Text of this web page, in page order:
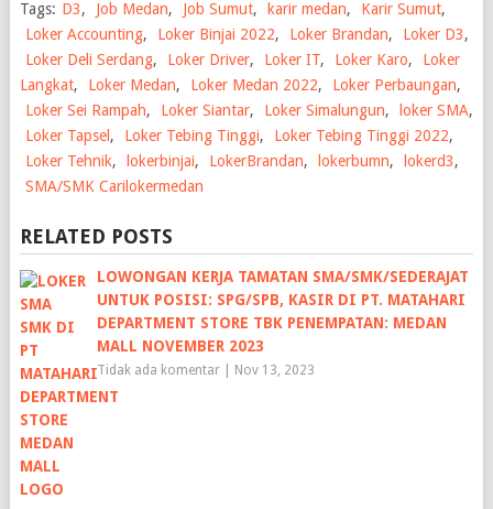
Tags: D3, Job Medan, Job Sumut, karir medan, Karir Sumut,
Loker Accounting, Loker Binjai 2022, Loker Brandan, Loker D3,
Loker Deli Serdang, Loker Driver, Loker IT, Loker Karo,
Loker
Langkat, Loker Medan, Loker Medan 2022, Loker Perbaungan,
Loker Sei Rampah, Loker Siantar, Loker Simalungun, loker SMA,
Loker Tapsel , Loker Tebing Tinggi, Loker Tebing Tinggi 2022,
Loker Tehnik, lokerbinjai, LokerBrandan, lokerbumn, lokerd3,
SMA/SMK Carilokermedan
RELATED POSTS
LOWONGAN KERJA TAMATAN SMA/SMK/SEDERAJAT
UNTUK POSISI: SPG/SPB, KASIR DI PT. MATAHARI
DEPARTMENT STORE TBK PENEMPATAN: MEDAN
MALL NOVEMBER 2023
Tidak ada komentar| Nov 13, 2023